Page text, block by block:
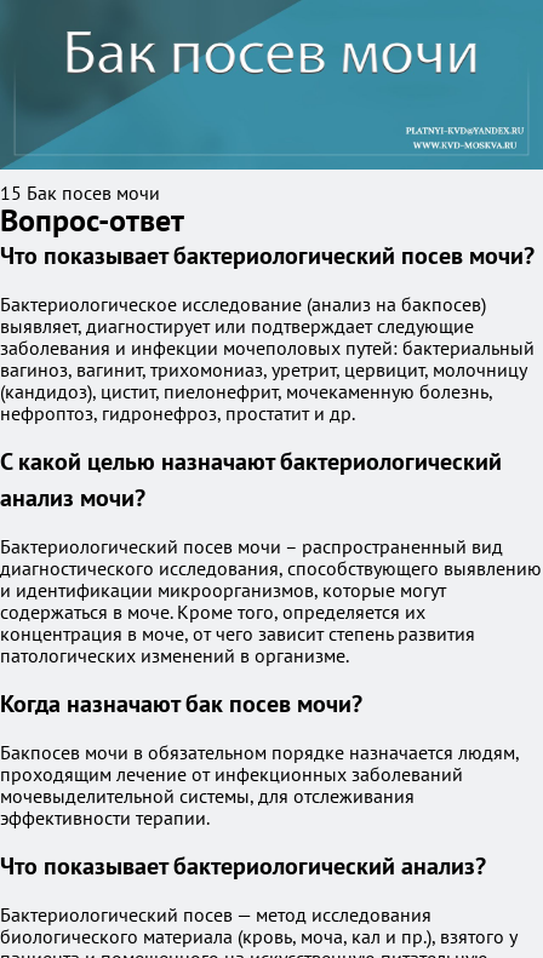
15 Бак посев мочи
Вопрос-ответ
Что показывает бактериологический посев мочи?
Бактериологическое исследование (анализ на бакпосев)
выявляет, диагностирует или подтверждает следующие
заболевания и инфекции мочеполовых путей: бактериальный
вагиноз, вагинит, трихомониаз, уретрит, цервицит, молочницу
(кандидоз), цистит, пиелонефрит, мочекаменную болезнь,
нефроптоз, гидронефроз, простатит и др.
С какой целью назначают бактериологический
анализ мочи?
Бактериологический посев мочи – распространенный вид
диагностического исследования, способствующего выявлению
и идентификации микроорганизмов, которые могут
содержаться в моче. Кроме того, определяется их
концентрация в моче, от чего зависит степень развития
патологических изменений в организме.
Когда назначают бак посев мочи?
Бакпосев мочи в обязательном порядке назначается людям,
проходящим лечение от инфекционных заболеваний
мочевыделительной системы, для отслеживания
эффективности терапии.
Что показывает бактериологический анализ?
Бактериологический посев — метод исследования
биологического материала (кровь, моча, кал и пр.), взятого у